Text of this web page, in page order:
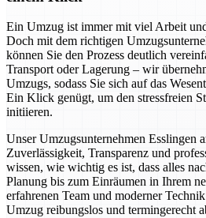
Ein Umzug ist immer mit viel Arbeit
Doch mit dem richtigen
können Sie den Prozess deutlich
Transport oder Lagerung – wir
Umzugs, sodass Sie sich auf das
Ein Klick genügt, um den stressfreien
initiieren.
Unser Umzugsunternehmen Esslingen
Zuverlässigkeit, Transparenz und
wissen, wie wichtig es ist, dass alles
Planung bis zum Einräumen in Ihrem
erfahrenen Team und moderner
Umzug reibungslos und termingerecht